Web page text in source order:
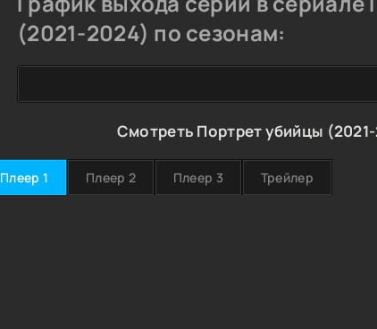
(2021-2024) по сезонам:
Смотреть Портрет убийцы
Плеер 1 Плеер 2 Плеер 3 Трейлер